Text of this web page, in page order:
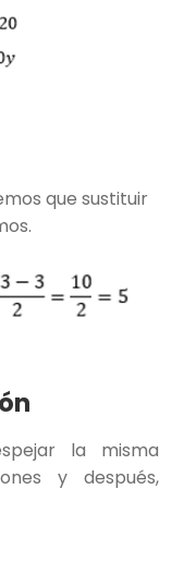
que sustituir
la misma
y después,